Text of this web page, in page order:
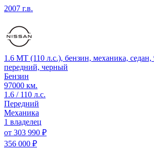
2007 г.в.
1.6 MT (110 л.с.), бензин, механика,
передний, черный
Бензин
97000 км.
1.6 / 110 л.с.
Передний
Механика
1 владелец
от 303 990 ₽
356 000 ₽